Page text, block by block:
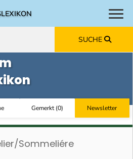
SUCHE
Gemerkt(0) Newsletter
Sommeliére